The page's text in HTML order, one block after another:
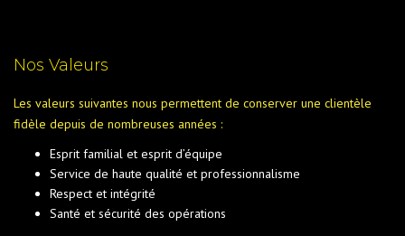
Nos Valeurs
Les valeurs suivantes nous permettent de conserver une clientèle
fidèle depuis de nombreuses années :
Esprit familial et esprit d’équipe
Service de haute qualité et professionnalisme
Respect et intégrité
Santé et sécurité des opérations